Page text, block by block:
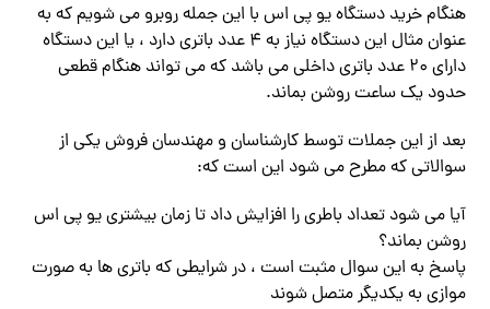
هنگام خرید دستگاه یو پی اس با این جمله روبرو می شویم که به
عنوان مثال این دستگاه نیاز به ۴ عدد باتری دارد ، یا این دستگاه
دارای ۲۰ عدد باتری داخلی می باشد که می تواند هنگام قطعی
حدود یک ساعت روشن بماند.
بعد از این جملات توسط کارشناسان و مهندسان فروش یکی از
سوالاتی که مطرح می شود این است که:
آیا می شود تعداد باطری را افزایش داد تا زمان بیشتری یو پی اس
روشن بماند؟
پاسخ به این سوال مثبت است ، در شرایطی که باتری ها به صورت
موازی به یکدیگر متصل شوند